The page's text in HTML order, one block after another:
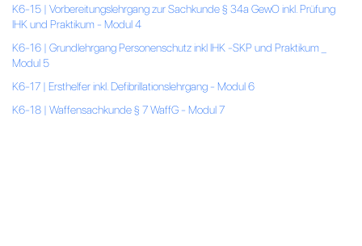
K6-15 | Vorbereitungslehrgang zur Sachkunde § 34a GewO inkl. Prüfung
IHK und Praktikum - Modul 4
K6-16 | Grundlehrgang Personenschutz inkl IHK -SKP und Praktikum _
Modul 5
K6-17 | Ersthelfer inkl. Defibrillationslehrgang - Modul 6
K6-18 | Waffensachkunde § 7 WaffG - Modul 7